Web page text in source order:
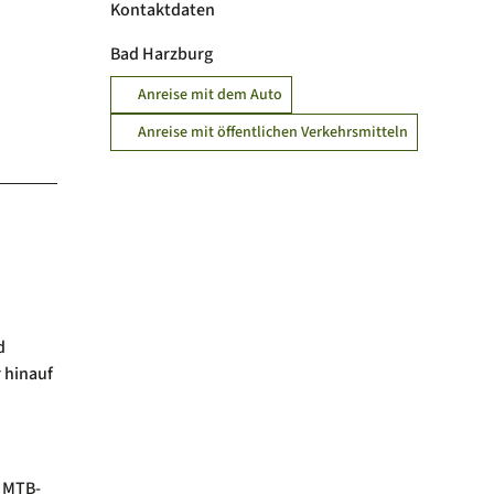
hinauf
Kontaktdaten
Bad Harzburg
Anreise mit dem Auto
Anreise mit öffentlichen Verkehrsmitteln